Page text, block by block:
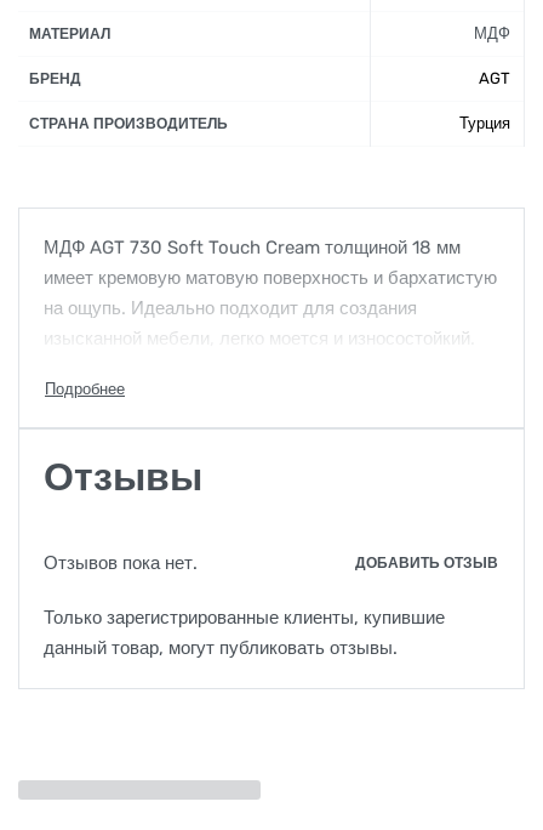
МАТЕРИАЛ МДФ
БРЕНД AGT
СТРАНА ПРОИЗВОДИТЕЛЬ Турция
МДФ AGT 730 Soft Touch Cream толщиной 18 мм
имеет кремовую матовую поверхность и бархатистую
на ощупь. Идеально подходит для создания
изысканной мебели, легко моется и износостойкий.
Отзывы
Отзывов пока нет. ДОБАВИТЬ ОТЗЫВ
Только зарегистрированные клиенты, купившие
данный товар, могут публиковать отзывы.